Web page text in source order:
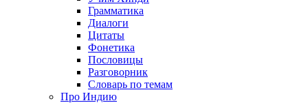
Грамматика
Диалоги
Цитаты
Фонетика
Пословицы
Разговорник
Словарь по темам
Про Индию